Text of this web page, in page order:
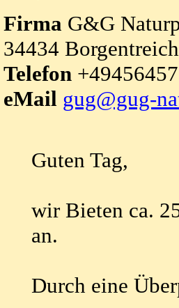
Firma G&G
34434
Telefon
eMail gug@gug-
Guten Tag,
wir Bieten ca.
an.
Durch eine